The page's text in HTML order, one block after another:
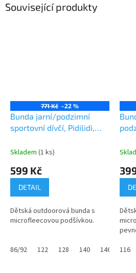
Související produkty
771 Kč –22 %
Bunda jarní/podzimní
sportovní dívčí, Pidilidi,
Skladem (1 ks)
599 Kč
DETAIL
Dětská outdoorová bunda s
microfleecovou podšívkou.
86/92 122 128 140 146 152
116